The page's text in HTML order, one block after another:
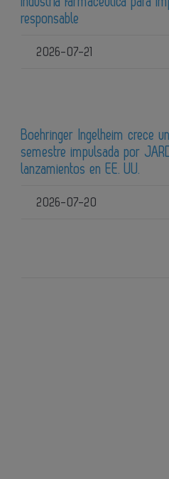
responsable
2026-07-21
Boehringer Ingelheim crece
semestre impulsada por
lanzamientos en EE. UU.
2026-07-20